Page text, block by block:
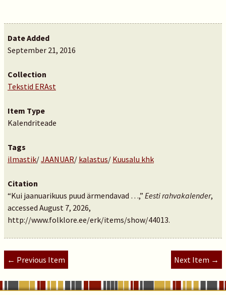
Date Added
September 21, 2016
Collection
Tekstid ERAst
Item Type
Kalendriteade
Tags
ilmastik/JAANUAR/ kalastus/ Kuusalu khk
Citation
“Kui jaanuarikuus puud ärmendavad …,” Eesti rahvakalender,
accessed August 7, 2026,
http://www.folklore.ee/erk/items/show/44013.
← Previous Item Next Item →